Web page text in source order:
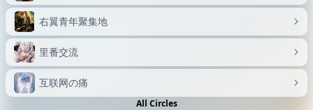
右翼青年聚集地
里番交流
互联网の痛
All Circles